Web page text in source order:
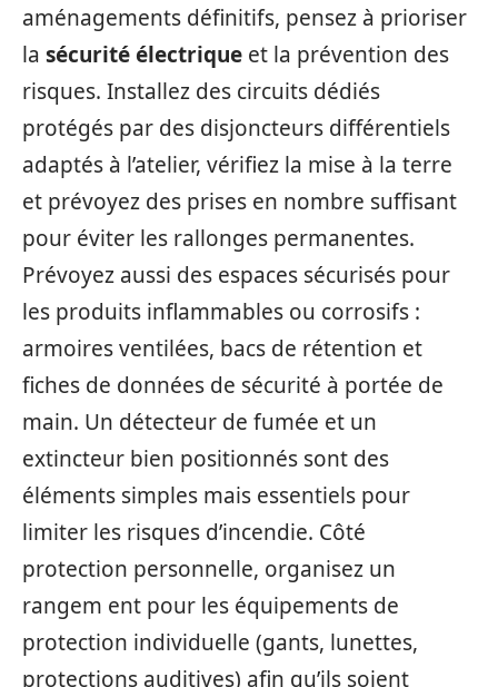
aménagements définitifs, pensez à prioriser
la sécurité électrique et la prévention des
risques. Installez des circuits dédiés
protégés par des disjoncteurs différentiels
adaptés à l’atelier, vérifiez la mise à la terre
et prévoyez des prises en nombre suffisant
pour éviter les rallonges permanentes.
Prévoyez aussi des espaces sécurisés pour
les produits inflammables ou corrosifs :
armoires ventilées, bacs de rétention et
fiches de données de sécurité à portée de
main. Un détecteur de fumée et un
extincteur bien positionnés sont des
éléments simples mais essentiels pour
limiter les risques d’incendie. Côté
protection personnelle, organisez un
rangem ent pour les équipements de
protection individuelle (gants, lunettes,
protections auditives) afin qu’ils soient